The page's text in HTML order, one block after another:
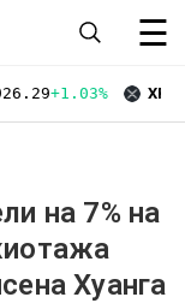
☰
+1.03% XRP
на 7% на
Хуанга